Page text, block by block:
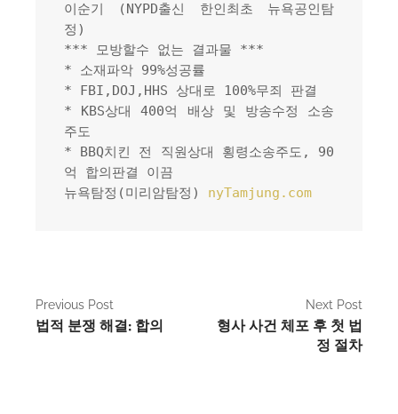
이순기 (NYPD출신 한인최초 뉴욕공인탐
정)
*** 모방할수 없는 결과물 ***
* 소재파악 99%성공률
* FBI,DOJ,HHS 상대로 100%무죄 판결
* KBS상대 400억 배상 및 방송수정 소송
주도
* BBQ치킨 전 직원상대 횡령소송주도, 90
억 합의판결 이끔
뉴욕탐정(미리암탐정) nyTamjung.com
P
o
Previous Post
법적 분쟁 해결: 합의
Next Post
형사 사건 체포 후 첫 법
정 절차